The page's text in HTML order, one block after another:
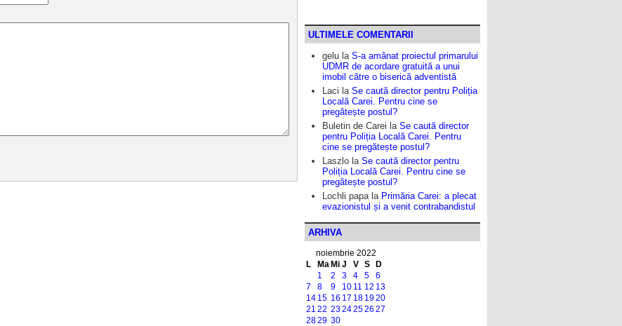
ULTIMELE COMENTARII
gelu la S-a amânat proiectul primarului
UDMR de acordare gratuită a unui
imobil către o biserică adventistă
Laci la Se caută director pentru Poliția
Locală Carei. Pentru cine se
pregătește postul?
Buletin de Carei la Se caută director
pentru Poliția Locală Carei. Pentru
cine se pregătește postul?
Laszlo la Se caută director pentru
Poliția Locală Carei. Pentru cine se
pregătește postul?
Lochli papala Primăria Carei: a plecat
evazionistul și a venit contrabandistul
ARHIVA
noiembrie 2022
L
Ma Mi J V S D
1 2 3 4 5
6
7
8 9 10 11 12 13
14 15 16 17 18 1920
21 22 23242526 27
2829 30